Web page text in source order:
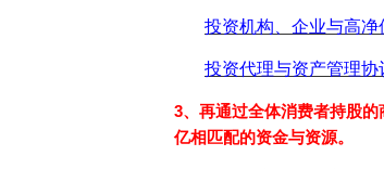
投资机构、企业与高
投资代理与资产管理协
3、再通过全体消费者持股
亿相匹配的资金与资源。